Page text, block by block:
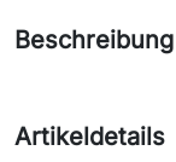
Beschreibung
Artikeldetails